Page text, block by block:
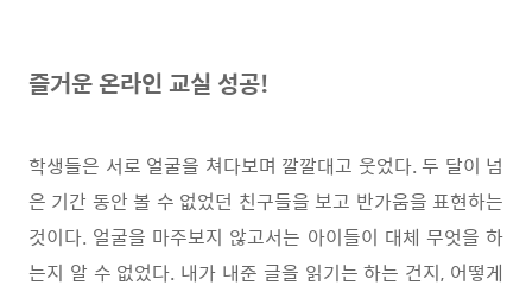
즐거운 온라인 교실 성공!
학생들은 서로 얼굴을 쳐다보며 깔깔대고 웃었다. 두 달이 넘
은 기간 동안 볼 수 없었던 친구들을 보고 반가움을 표현하는
것이다. 얼굴을 마주보지 않고서는 아이들이 대체 무엇을 하
는지 알 수 없었다. 내가 내준 글을 읽기는 하는 건지, 어떻게